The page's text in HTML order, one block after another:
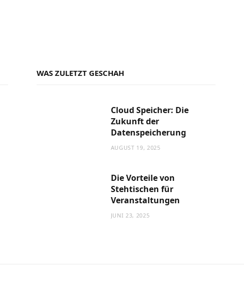
WAS ZULETZT GESCHAH
Cloud Speicher: Die
Zukunft der
Datenspeicherung
AUGUST 19, 2025
Die Vorteile von
Stehtischen für
Veranstaltungen
JUNI 23, 2025